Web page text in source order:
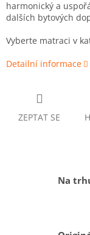
harmonický a
dalších bytových
Vyberte matraci v
Detailní informace
ZEPTAT SE
Na